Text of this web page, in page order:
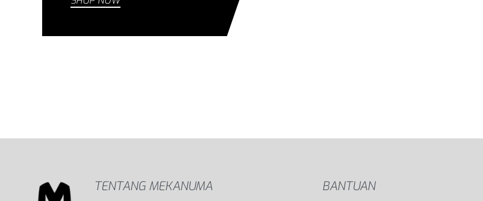
TENTANG MEKANUMA BANTUAN